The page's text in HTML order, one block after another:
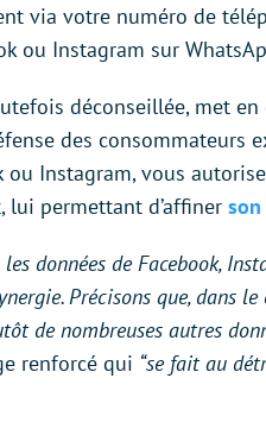
via votre numéro de
ou Instagram sur
déconseillée, met en
des consommateurs
Instagram, vous
lui permettant d’affiner
données de Facebook,
Précisons que, dans
de nombreuses autres
renforcé qui “se fait au